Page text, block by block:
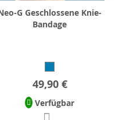
G Geschlossene Knie-
Bandage
49,90 €
Verfügbar